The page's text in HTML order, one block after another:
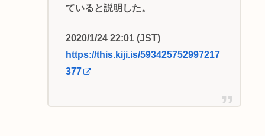
ていると説明した。
2020/1/24 22:01 (JST)
https://this.kiji.is/593425752997217
377